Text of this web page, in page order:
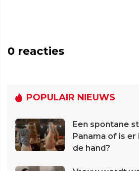
0 reacties
POPULAIR NIEUWS
Een spontane
Panama of is
de hand?